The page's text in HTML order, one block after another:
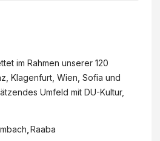
im Rahmen unserer 120
Klagenfurt, Wien, Sofia und
Umfeld mit DU-Kultur,
Raaba